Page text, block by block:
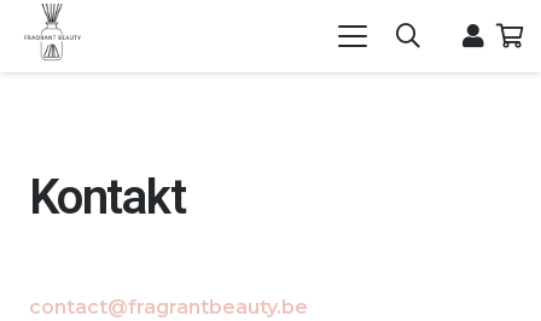
Kontakt
contact@fragrantbeauty.be